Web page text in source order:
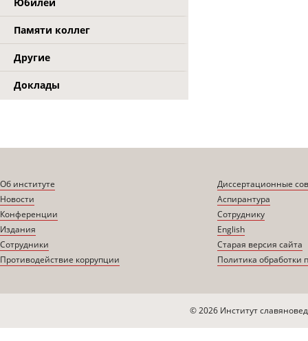
Памяти коллег
Другие
Доклады
Об институте
Новости
Конференции
Издания
Сотрудники
Противодействие коррупции
Диссертационные
Аспирантура
Сотруднику
English
Старая версия сайта
Политика обработки
© 2026 Институт